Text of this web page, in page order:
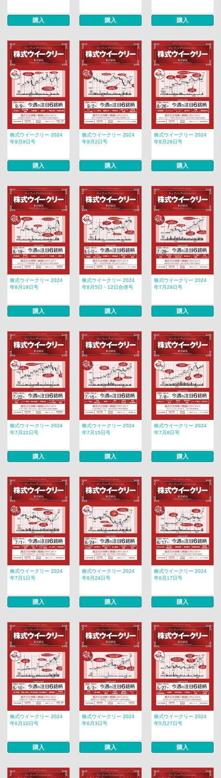
購入 購入 購入
株式ウイークリー 2024
年9月9日号
購入
株式ウイークリー 2024
年9月2日号
購入
株式ウイークリー 2024
年8月26日号
購入
株式ウイークリー 2024
年8月19日号
購入
株式ウイークリー 2024
年8月5日・12日合併号
購入
株式ウイークリー 2024
年7月29日号
購入
株式ウイークリー 2024
年7月22日号
購入
株式ウイークリー 2024
年7月15日号
購入
株式ウイークリー 2024
年7月8日号
購入
株式ウイークリー 2024
年7月1日号
購入
株式ウイークリー 2024
年6月24日号
購入
株式ウイークリー 2024
年6月17日号
購入
株式ウイークリー 2024
年6月10日号
購入
株式ウイークリー 2024
年6月3日号
購入
株式ウイークリー 2024
年5月27日号
購入